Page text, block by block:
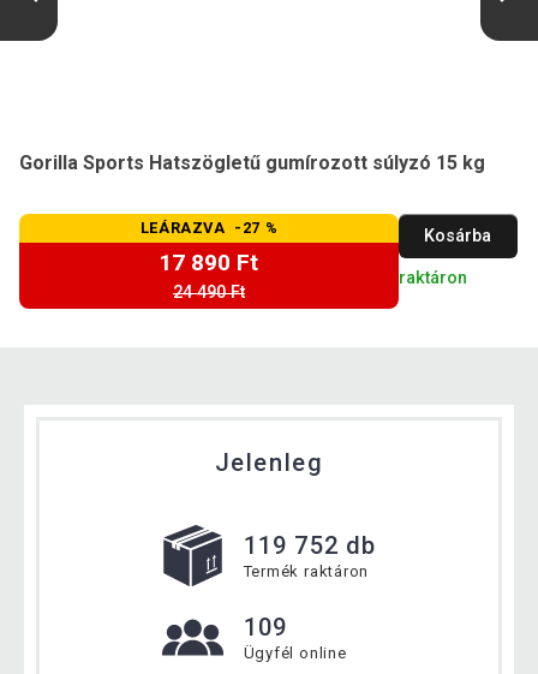
Gorilla Sports Hatszögletű gumírozott súlyzó 15 kg
LEÁRAZVA -27 %
17 890 Ft
24 490 Ft
Kosárba
raktáron
Jelenleg
119 752 db
Termék raktáron
109
Ügyfél online